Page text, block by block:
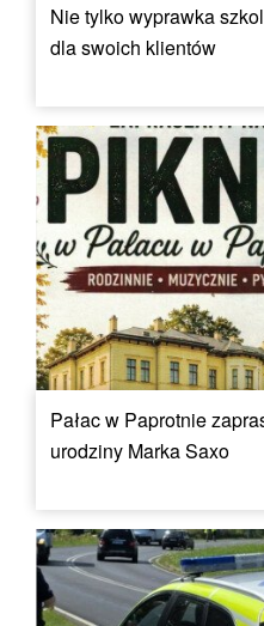
Nie tylko wyprawka
dla swoich klientów
Pałac w Paprotnie
urodziny Marka Saxo